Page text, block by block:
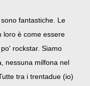
fantastiche. Le
loro è come essere
rockstar. Siamo
nessuna milfona nel
tra i trentadue (io)